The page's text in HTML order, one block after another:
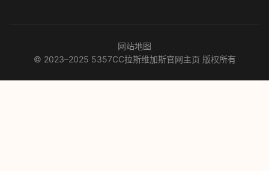
网站地图
© 2023–2025 5357CC拉斯维加斯官网主页 版权所有